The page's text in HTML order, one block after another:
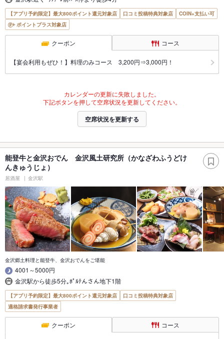
【アプリ予約限定】最大800ポイント還元対象店 口コミ投稿特典対象店
COIN+支払い可
ポイントプラス対象店
クーポン コース
【宴会利用もぜひ！】料理のみコース 3,200円⇒3,000円！
カレンダーの更新に失敗しました。
下記ボタンを押して空席状況を更新してください。
空席状況を更新する
能登牛と金沢おでん 金沢風土研究所（かなざわふうどけ
んきゅうじょ）
居酒屋 金沢駅
金沢郷土料理と能登牛、金沢おでんをご堪能
4001～5000円
金沢駅から徒歩5分｡ﾎﾟﾙﾃんさん地下1階
【アプリ予約限定】最大800ポイント還元対象店
口コミ投稿特典対象店
適格請求書発行事業者
クーポン コース